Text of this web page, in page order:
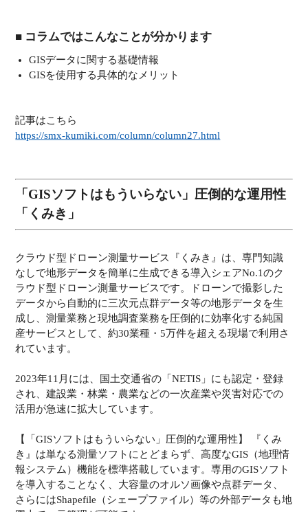
■ コラムではこんなことが分かります
GISデータに関する基礎情報
GISを使用する具体的なメリット
記事はこちら
https://smx-kumiki.com/column/column27.html
「GISソフトはもういらない」圧倒的な運用性
「くみき」
クラウド型ドローン測量サービス『くみき』は、専門知識
なしで地形データを簡単に生成できる導入シェアNo.1のク
ラウド型ドローン測量サービスです。ドローンで撮影した
データから自動的に三次元点群データ等の地形データを生
成し、測量業務と現地調査業務を圧倒的に効率化する純国
産サービスとして、約30業種・5万件を超える現場で利用さ
れています。
2023年11月には、国土交通省の「NETIS」にも認定・登録
され、建設業・林業・農業などの一次産業や災害対応での
活用が急速に拡大しています。
【「GISソフトはもういらない」圧倒的な運用性】 『くみ
き』は単なる測量ソフトにとどまらず、高度なGIS（地理情
報システム）機能を標準搭載しています。専用のGISソフト
を導入することなく、大容量のオルソ画像や点群データ、
さらにはShapefile（シェープファイル）等の外部データも地